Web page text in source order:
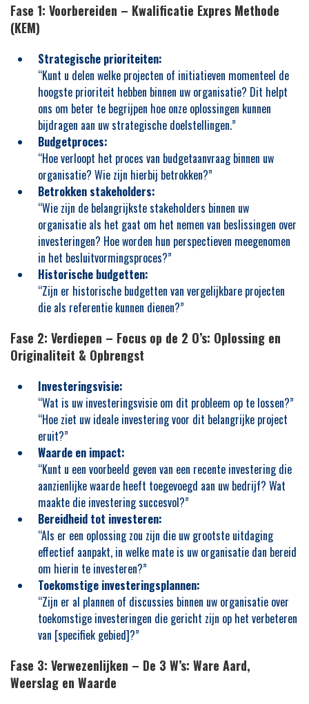
Fase 1: Voorbereiden – Kwalificatie Expres Methode
(KEM)
Strategische prioriteiten:
“Kunt u delen welke projecten of initiatieven momenteel de
hoogste prioriteit hebben binnen uw organisatie? Dit helpt
ons om beter te begrijpen hoe onze oplossingen kunnen
bijdragen aan uw strategische doelstellingen.”
Budgetproces:
“Hoe verloopt het proces van budgetaanvraag binnen uw
organisatie? Wie zijn hierbij betrokken?”
Betrokken stakeholders:
“Wie zijn de belangrijkste stakeholders binnen uw
organisatie als het gaat om het nemen van beslissingen over
investeringen? Hoe worden hun perspectieven meegenomen
in het besluitvormingsproces?”
Historische budgetten:
“Zijn er historische budgetten van vergelijkbare projecten
die als referentie kunnen dienen?”
Fase 2: Verdiepen – Focus op de 2 O’s: Oplossing en
Originaliteit & Opbrengst
Investeringsvisie:
“Wat is uw investeringsvisie om dit probleem op te lossen?”
“Hoe ziet uw ideale investering voor dit belangrijke project
eruit?”
Waarde en impact:
“Kunt u een voorbeeld geven van een recente investering die
aanzienlijke waarde heeft toegevoegd aan uw bedrijf? Wat
maakte die investering succesvol?”
Bereidheid tot investeren:
“Als er een oplossing zou zijn die uw grootste uitdaging
effectief aanpakt, in welke mate is uw organisatie dan bereid
om hierin te investeren?”
Toekomstige investeringsplannen:
“Zijn er al plannen of discussies binnen uw organisatie over
toekomstige investeringen die gericht zijn op het verbeteren
van [specifiek gebied]?”
Fase 3: Verwezenlijken – De 3 W’s: Ware Aard,
Weerslag en Waarde